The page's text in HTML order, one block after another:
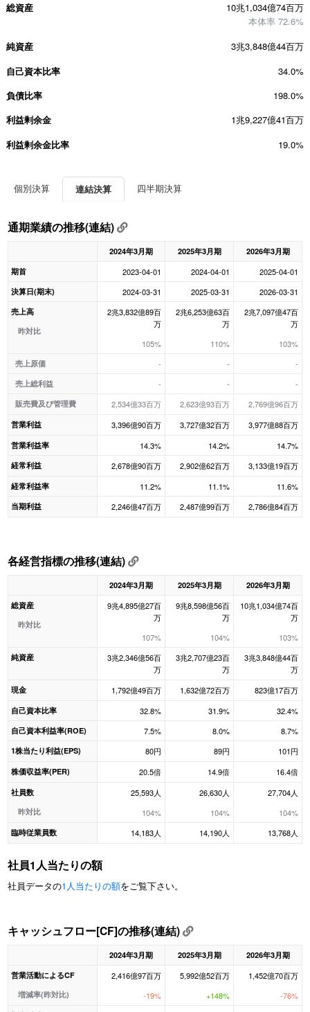
総資産
10兆1,034億74百万
本体率 72.6%
純資産
3兆3,848億44百万
自己資本比率
34.0%
負債比率
198.0%
利益剰余金
1兆9,227億41百万
利益剰余金比率
19.0%
個別決算 連結決算 四半期決算
通期業績の推移(連結)
2024年3月期 2025年3月期
2026年3月期
期首
2023-04-01 2024-04-01 2025-04-01
決算日(期末) 2024-03-31 2025-03-31 2026-03-31
売上高
昨対比
2兆3,832億89百
万
105%
2兆6,253億63百
万
110%
2兆7,097億47百
万
103%
売上原価 - - -
売上総利益 - - -
販売費及び管理費 2,534億33百万 2,623億93百万 2,769億96百万
営業利益 3,396億90百万 3,727億32百万 3,977億88百万
営業利益率 14.3% 14.2% 14.7%
経常利益 2,678億90百万 2,902億62百万 3,133億19百万
経常利益率 11.2% 11.1% 11.6%
当期利益 2,246億47百万 2,487億99百万 2,786億84百万
各経営指標の推移(連結)
2024年3月期 2025年3月期
2026年3月期
総資産
昨対比
9兆4,895億27百
万
107%
9兆8,598億56百
万
104%
10兆1,034億74百
万
103%
純資産
3兆2,346億56百
万
3兆2,707億23百
万
3兆3,848億44百
万
現金 1,792億49百万 1,632億72百万 823億17百万
自己資本比率 32.8% 31.9% 32.4%
自己資本利益率(ROE) 7.5% 8.0% 8.7%
1株当たり利益(EPS) 80円 89円 101円
株価収益率(PER) 20.5倍 14.9倍 16.4倍
社員数
昨対比
25,593人
104%
26,630人
104%
27,704人
104%
臨時従業員数 14,183人 14,190人 13,768人
社員1人当たりの額
社員データの1人当たりの額をご覧下さい。
キャッシュフロー[CF]の推移(連結)
2024年3月期 2025年3月期
2026年3月期
営業活動によるCF
増減率(昨対比)
2,416億97百万
-19%
5,992億52百万
+148%
1,452億70百万
-76%